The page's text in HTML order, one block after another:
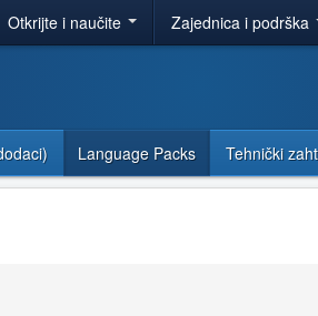
Otkrijte i naučite Zajednica i podrška
Language Packs Tehnički